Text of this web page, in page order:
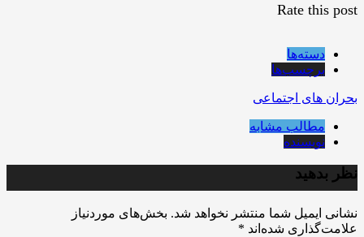
Rate this post
دسته‌ها
برچسب‌ها
بحران های اجتماعی
مطالب مشابه
نویسنده
نظر بدهید
نشانی ایمیل شما منتشر نخواهد شد. بخش‌های موردنیاز
علامت‌گذاری شده‌اند *